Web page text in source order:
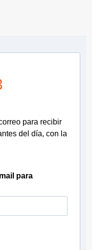
para recibir
del día, con la
para